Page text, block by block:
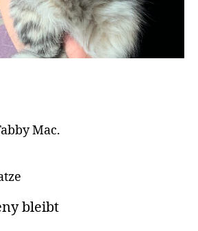
Mac.
bleibt